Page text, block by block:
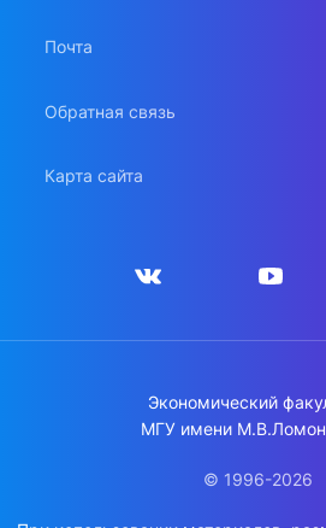
Почта
Обратная связь
Карта сайта
Экономический
МГУ имени
© 1996-2026